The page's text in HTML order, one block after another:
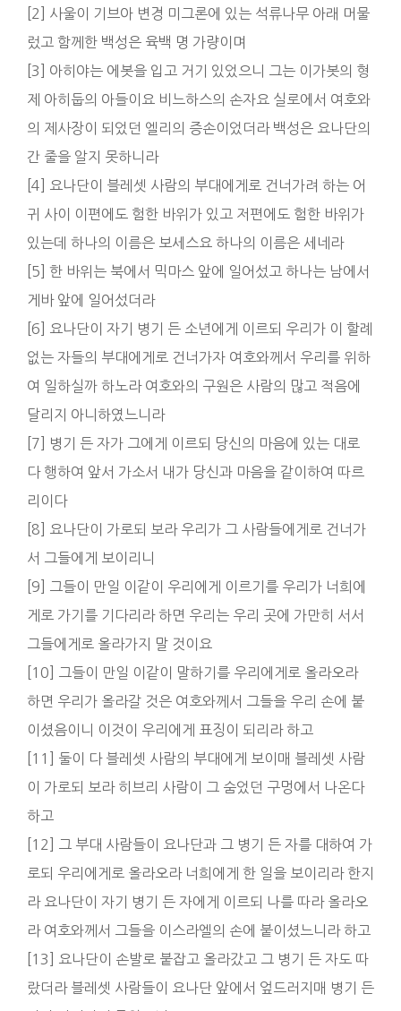
[2] 사울이 기브아 변경 미그론에 있는 석류나무 아래 머물
렀고 함께한 백성은 육백 명 가량이며
[3] 아히야는 에봇을 입고 거기 있었으니 그는 이가봇의 형
제 아히둡의 아들이요 비느하스의 손자요 실로에서 여호와
의 제사장이 되었던 엘리의 증손이었더라 백성은 요나단의
간 줄을 알지 못하니라
[4] 요나단이 블레셋 사람의 부대에게로 건너가려 하는 어
귀 사이 이편에도 험한 바위가 있고 저편에도 험한 바위가
있는데 하나의 이름은 보세스요 하나의 이름은 세네라
[5] 한 바위는 북에서 믹마스 앞에 일어섰고 하나는 남에서
게바 앞에 일어섰더라
[6] 요나단이 자기 병기 든 소년에게 이르되 우리가 이 할례
없는 자들의 부대에게로 건너가자 여호와께서 우리를 위하
여 일하실까 하노라 여호와의 구원은 사람의 많고 적음에
달리지 아니하였느니라
[7] 병기 든 자가 그에게 이르되 당신의 마음에 있는 대로
다 행하여 앞서 가소서 내가 당신과 마음을 같이하여 따르
리이다
[8] 요나단이 가로되 보라 우리가 그 사람들에게로 건너가
서 그들에게 보이리니
[9] 그들이 만일 이같이 우리에게 이르기를 우리가 너희에
게로 가기를 기다리라 하면 우리는 우리 곳에 가만히 서서
그들에게로 올라가지 말 것이요
[10] 그들이 만일 이같이 말하기를 우리에게로 올라오라
하면 우리가 올라갈 것은 여호와께서 그들을 우리 손에 붙
이셨음이니 이것이 우리에게 표징이 되리라 하고
[11] 둘이 다 블레셋 사람의 부대에게 보이매 블레셋 사람
이 가로되 보라 히브리 사람이 그 숨었던 구멍에서 나온다
하고
[12] 그 부대 사람들이 요나단과 그 병기 든 자를 대하여 가
로되 우리에게로 올라오라 너희에게 한 일을 보이리라 한지
라 요나단이 자기 병기 든 자에게 이르되 나를 따라 올라오
라 여호와께서 그들을 이스라엘의 손에 붙이셨느니라 하고
[13] 요나단이 손발로 붙잡고 올라갔고 그 병기 든 자도 따
랐더라 블레셋 사람들이 요나단 앞에서 엎드러지매 병기 든